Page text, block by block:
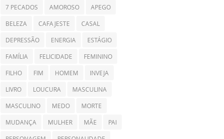
7 PECADOS AMOROSO APEGO
BELEZA CAFAJESTE CASAL
DEPRESSÃO ENERGIA ESTÁGIO
FAMÍLIA FELICIDADE FEMININO
FILHO FIM HOMEM INVEJA
LIVRO LOUCURA MASCULINA
MASCULINO MEDO MORTE
MUDANÇA MULHER MÃE PAI